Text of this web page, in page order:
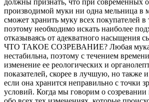
должны признать, что при современных
производимой муки ни одна мельница в
сможет хранить муку всех покупателей в
поэтому необходимо искать наиболее
отказываясь от адекватного насыщения
ЧТО ТАКОЕ СОЗРЕВАНИЕ? Любая мука
нестабильна, поэтому с течением
изменение ее реологических и
показателей, скорее в лучшую, но также
если она хранится неправильно с точки
условий. Когда мы говорим о